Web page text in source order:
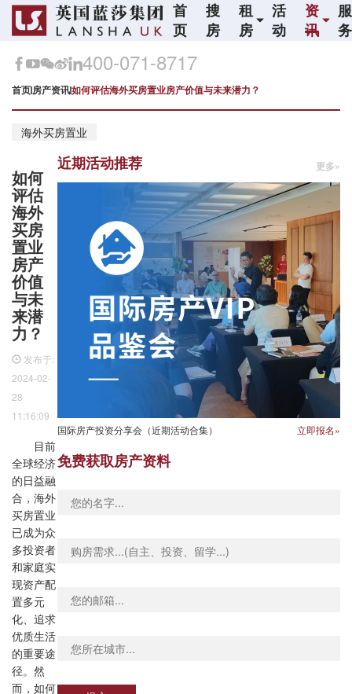
首
页
搜
房
租
房
活
动
资
讯
服
务
400-071-8717
首页房产资讯如何评估海外买房置业房产价值与未来潜力？
海外买房置业
如何
评估
海外
买房
置业
房产
价值
与未
来潜
力？
发布于:
2024-02-
28
11:16:09
目前
全球经济
的日益融
合，海外
买房置业
已成为众
多投资者
和家庭实
现资产配
置多元
化、追求
优质生活
的重要途
径。然
而，如何
近期活动推荐 更多»
国际房产投资分享会（近期活动合集） 立即报名»
免费获取房产资料